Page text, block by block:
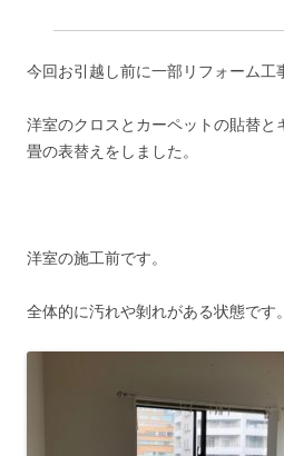
今回お引越し前に一部リフォーム工
洋室のクロスとカーペットの貼替と
畳の表替えをしました。
洋室の施工前です。
全体的に汚れや剝れがある状態です。